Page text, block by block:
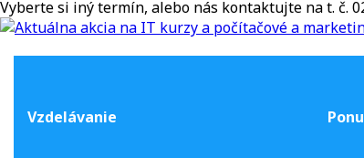
Vyberte si iný termín, alebo nás kontaktujte na t. č.
Vzdelávanie